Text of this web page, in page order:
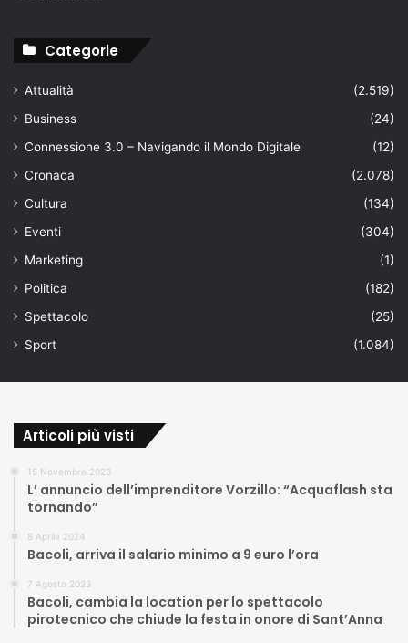
Categorie
Attualità
(2.519)
Business
(24)
Connessione 3.0 – Navigando il Mondo Digitale
(12)
Cronaca
(2.078)
Cultura
(134)
Eventi
(304)
Marketing
(1)
Politica
(182)
Spettacolo
(25)
Sport
(1.084)
Articoli più visti
15 Novembre 2023
L’ annuncio dell’imprenditore Vorzillo: “Acquaflash sta
tornando”
8 Aprile 2024
Bacoli, arriva il salario minimo a 9 euro l’ora
7 Agosto 2023
Bacoli, cambia la location per lo spettacolo
pirotecnico che chiude la festa in onore di Sant’Anna